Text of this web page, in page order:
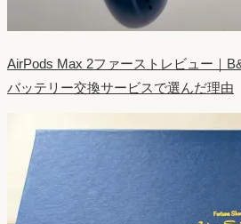
AirPods Max 2ファーストレビュー｜
バッテリー交換サービスで選んだ理由